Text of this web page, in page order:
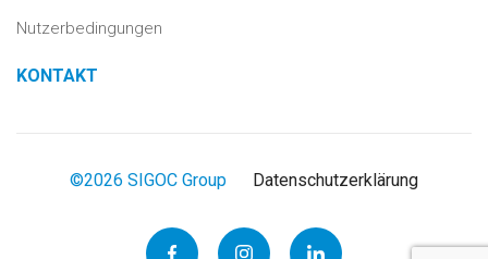
Nutzerbedingungen
KONTAKT
©2026 SIGOC Group Datenschutzerklärung